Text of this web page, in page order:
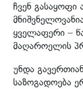
ჩვენ გასაყოფი
ყველაფერი –
მაღაროელის
უნდა
საზოგადოება